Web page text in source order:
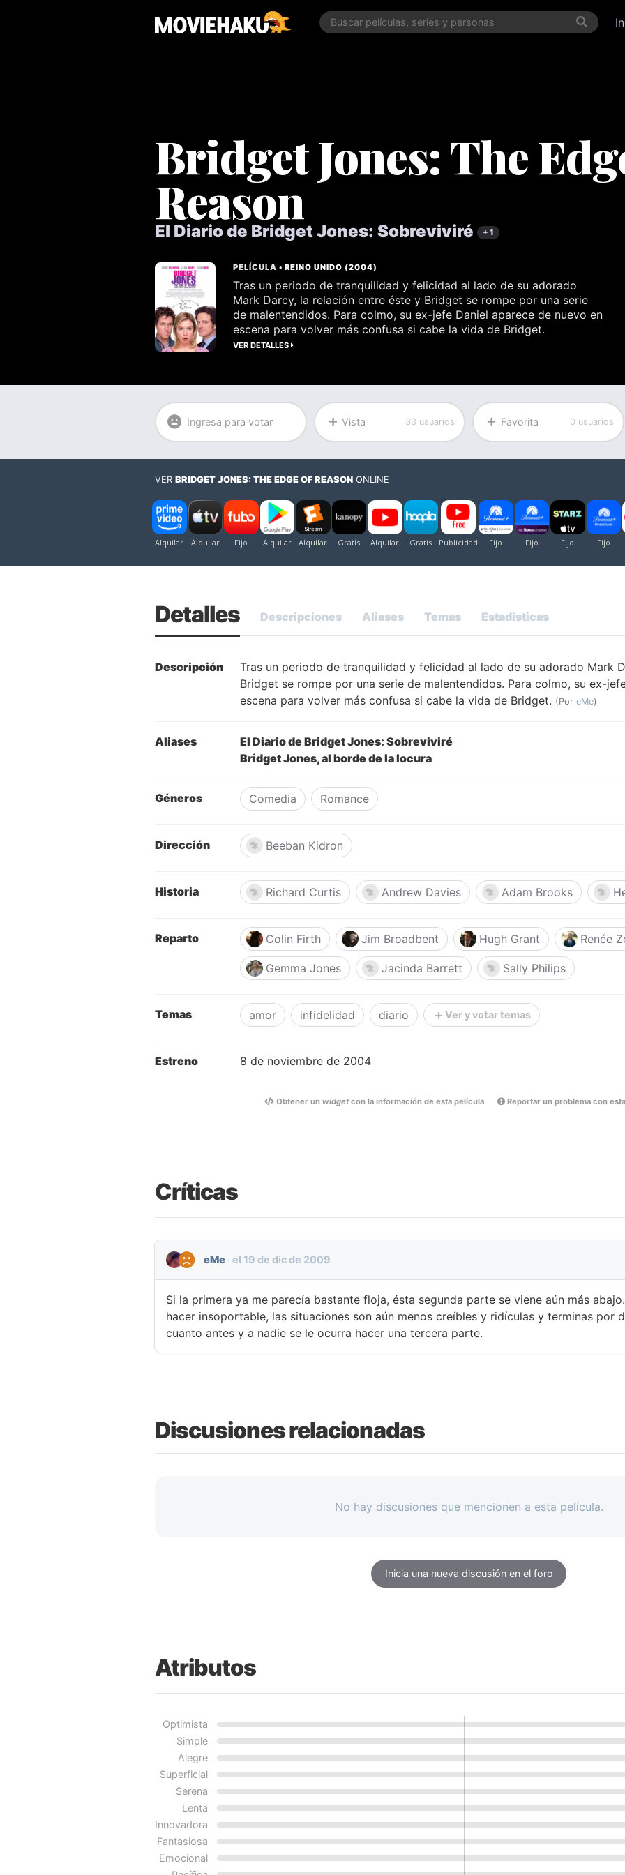
Bridget Jones: The
Reason
El Diario de Bridget Jones: Sobreviviré + 1
PELÍCULA •REINO UNIDO (2004)
Tras un periodo de tranquilidad y felicidad al lado de su adorado
Mark Darcy, la relación entre éste y Bridget se rompe por una serie
de malentendidos. Para colmo, su ex-jefe Daniel aparece de nuevo en
escena para volver más confusa si cabe la vida de Bridget.
VER DETALLES
Ingresa para votar Vista 33 usuarios Favorita 0 usuarios
VER BRIDGET JONES: THE EDGE OF REASON ONLINE
Detalles Descripciones Aliases Temas Estadísticas
Descripción
Tras un periodo de tranquilidad y felicidad al lado de su adorado Mark
Bridget se rompe por una serie de malentendidos. Para colmo, su ex-
escena para volver más confusa si cabe la vida de Bridget. (Por eMe)
Aliases
El Diario de Bridget Jones: Sobreviviré
Bridget Jones, al borde de la locura
Géneros Comedia Romance
Dirección Beeban Kidron
Historia Richard Curtis Andrew Davies Adam Brooks
Reparto Colin Firth Jim Broadbent Hugh Grant Renée
Gemma Jones Jacinda Barrett Sally Philips
Temas amor infidelidad diario Ver y votar temas
Estreno 8 de noviembre de 2004
Obtener un widgetcon la información de esta película Reportar un problema con
Críticas
eMe · el 19 de dic de 2009
Si la primera ya me parecía bastante floja, ésta segunda parte se viene aún más
hacer insoportable, las situaciones son aún menos creíbles y ridículas y terminas por
cuanto antes y a nadie se le ocurra hacer una tercera parte.
Discusiones relacionadas
No hay discusiones que mencionen a esta película.
Inicia una nueva discusión en el foro
Atributos
Optimista
Simple
Alegre
Superficial
Serena
Lenta
Innovadora
Fantasiosa
Emocional